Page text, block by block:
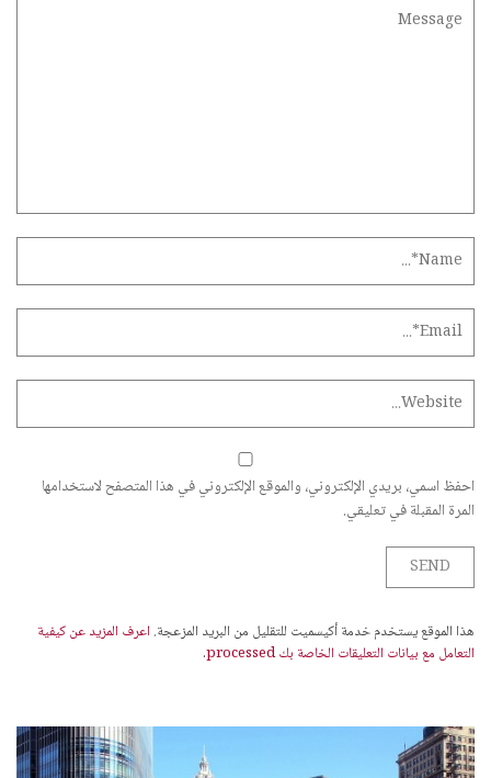
احفظ اسمي، بريدي الإلكتروني، والموقع الإلكتروني في هذا المتصفح لاستخدامها
المرة المقبلة في تعليقي.
هذا الموقع يستخدم خدمة أكيسميت للتقليل من البريد المزعجة.اعرف المزيد عن كيفية
التعامل مع بيانات التعليقات الخاصة بك processed
.